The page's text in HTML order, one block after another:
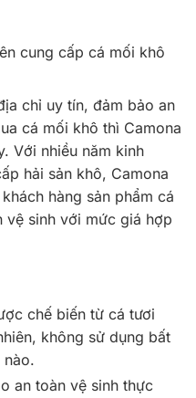
cung cấp cá mối khô
chỉ uy tín, đảm bảo an
cá mối khô thì Camona
Với nhiều năm kinh
hải sản khô, Camona
hàng sản phẩm cá
vệ sinh với mức giá hợp
chế biến từ cá tươi
không sử dụng bất
an toàn vệ sinh thực